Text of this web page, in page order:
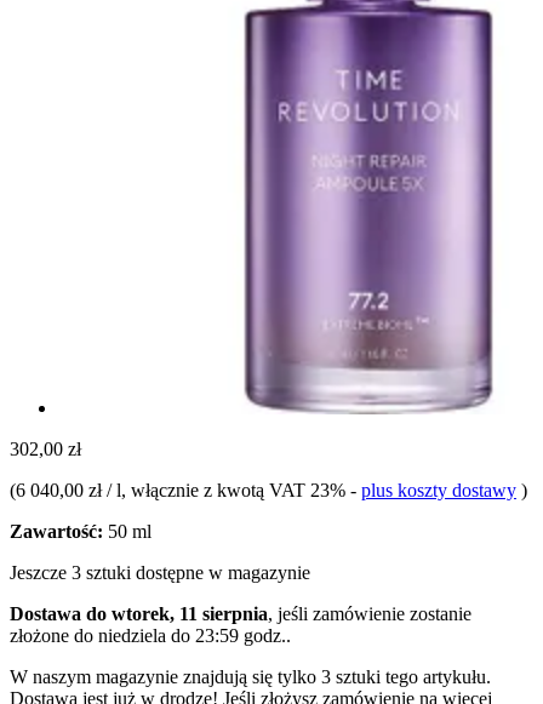
302,00 zł
(6 040,00 zł / l, włącznie z kwotą VAT 23% - plus koszty dostawy )
Zawartość: 50 ml
Jeszcze 3 sztuki dostępne w magazynie
Dostawa do wtorek, 11 sierpnia, jeśli zamówienie zostanie
złożone do niedziela do 23:59 godz..
W naszym magazynie znajdują się tylko 3 sztuki tego artykułu.
Dostawa jest już w drodze! Jeśli złożysz zamówienie na więcej